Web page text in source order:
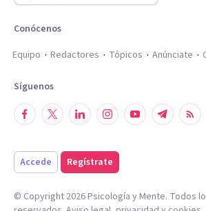
Conócenos
Equipo
Redactores Tópicos Anúnciate
Síguenos
Accede Regístrate
© Copyright 2026Psicología y Mente. Todos